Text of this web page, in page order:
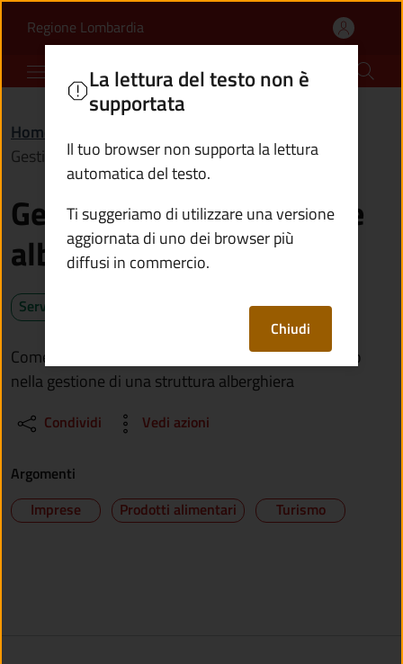
Gestire strutture
Regione Lombardia(apre in un'altra scheda).
Comune di Vione
Home
Gestire strutture ricettive alberghiere
Gestire strutture ricettive
alberghiere
Servizio attivo
Come avviare, sospendere o comunicare il subentro
nella gestione di una struttura alberghiera
Condividi Vedi azioni
La lettura del testo non è
supportata
Il tuo browser non supporta la lettura
automatica del testo.
Ti suggeriamo di utilizzare una versione
aggiornata di uno dei browser più
diffusi in commercio.
Chiudi
Argomenti
Imprese
Prodotti alimentari Turismo